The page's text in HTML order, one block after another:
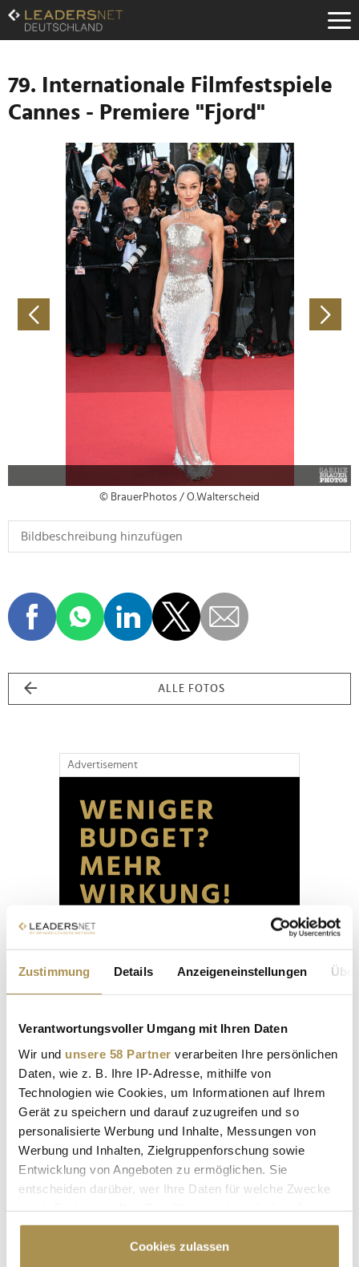
Zustimmung Details Anzeigeneinstellungen
Verantwortungsvoller Umgang mit Ihren Daten
Wir und unsere 58 Partner verarbeiten Ihre persönlichen
Daten, wie z. B. Ihre IP-Adresse, mithilfe von
Technologien wie Cookies, um Informationen auf Ihrem
Gerät zu speichern und darauf zuzugreifen und so
personalisierte Werbung und Inhalte, Messungen von
Werbung und Inhalten, Zielgruppenforschung sowie
Entwicklung von Angeboten zu ermöglichen. Sie
entscheiden darüber, wer Ihre Daten für welche Zwecke
Cookie-Erklärung oder durch Klicken auf das Privacy
Trigger Symbol ändern oder widerrufen
Cookies zulassen
Zum
Inhalt
Zur
Navigation
Zur
Hauptnavigation
79. Internationale Filmfestspiele
Cannes - Premiere "Fjord"
© BrauerPhotos / O.Walterscheid
ALLE FOTOS
Advertisement